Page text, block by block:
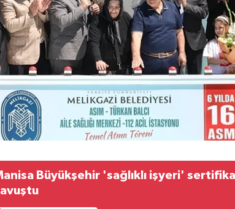
Büyükşehir 'sağlıklı işyeri'